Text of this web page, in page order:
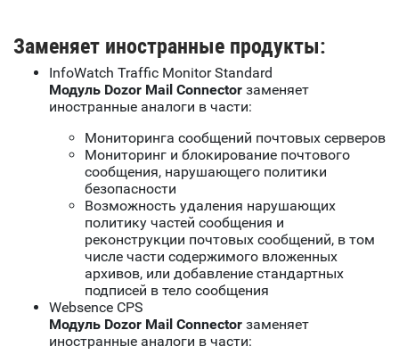
Заменяет иностранные продукты:
InfoWatch Traffic Monitor Standard
Модуль Dozor Mail Connector заменяет
иностранные аналоги в части:
Мониторинга сообщений почтовых серверов
Мониторинг и блокирование почтового
сообщения, нарушающего политики
безопасности
Возможность удаления нарушающих
политику частей сообщения и
реконструкции почтовых сообщений, в том
числе части содержимого вложенных
архивов, или добавление стандартных
подписей в тело сообщения
Websence CPS
Модуль Dozor Mail Connector заменяет
иностранные аналоги в части: